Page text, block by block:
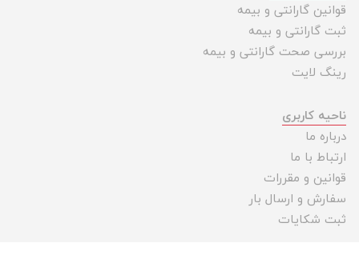
قوانین گارانتی و بیمه
ثبت گارانتی و بیمه
بررسی صحت گارانتی و بیمه
رینگ لایت
ناحیه کاربری
درباره ما
ارتباط با ما
قوانین و مقررات
سفارش و ارسال بار
ثبت شکایات